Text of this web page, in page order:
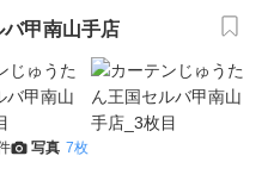
甲南山手店
写真 7枚